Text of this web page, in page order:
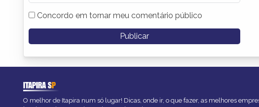
Concordo em tornar meu comentário público
ITAPIRASP
O melhor de Itapira num só lugar! Dicas, onde ir, o que fazer, as melhores